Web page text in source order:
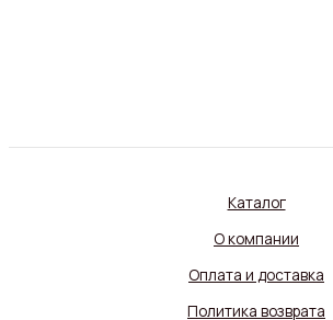
Каталог
О компании
Оплата и доставка
Политика возврата